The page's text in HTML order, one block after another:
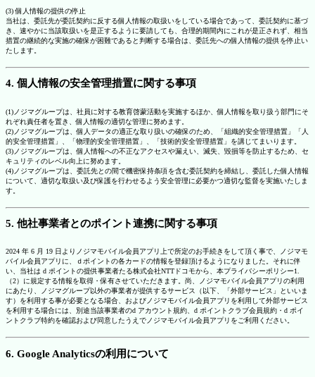
(3) 個人情報の提供の停止
当社は、委託先が委託契約に反する個人情報の取扱いをしている場合であって、委託契約に基づ
き、速やかに当該取扱いを是正するように要請しても、合理的期間内にこれが是正されず、相当
措置の継続的な実施の確保が困難であると判断する場合は、委託先への個人情報の提供を停止い
たします。
4. 個人情報の安全管理措置に関する事項
(1)ノジマグループは、社員に対する教育啓蒙活動を実施するほか、個人情報を取り扱う部門にそ
れぞれ責任者を置き、個人情報の適切な管理に努めます。
(2)ノジマグループは、個人データの適正な取り扱いの確保のため、「組織的安全管理措置」「人
的安全管理措置」、「物理的安全管理措置」、「技術的安全管理措置」を講じてまいります。
(3)ノジマグループは、個人情報への不正なアクセスや漏えい、滅失、毀損等を防止するため、セ
キュリティのレベル向上に努めます。
(4)ノジマグループは、委託先との間で機密保持条項を含む委託契約を締結し、委託した個人情報
について、適切な取扱い及び保護を行わせるよう安全管理に必要かつ適切な監督を実施いたしま
す。
5. 他社事業者とのポイント連携に関する事項
2024 年 6 月 19 日よりノジマモバイル会員アプリ上で所定のお手続きをして頂く事で、ノジマモ
バイル会員アプリに、ｄポイントの各カードの情報を登録頂けるようになりました。それに伴
い、当社は d ポイントの提供事業者たる株式会社NTTドコモから、本プライバシーポリシー1.
（2）に規定する情報を取得・保有させていただきます。尚、ノジマモバイル会員アプリの利用
にあたり、ノジマグループ以外の事業者が提供するサービス（以下、「外部サービス」といいま
す）を利用する事が必要となる場合、およびノジマモバイル会員アプリを利用して外部サービス
を利用する場合には、別途当該事業者のd アカウント規約、d ポイントクラブ会員規約・d ポイ
ントクラブ特約を確認および同意したうえでノジマモバイル会員アプリをご利用ください。
6. Google Analyticsの利用について